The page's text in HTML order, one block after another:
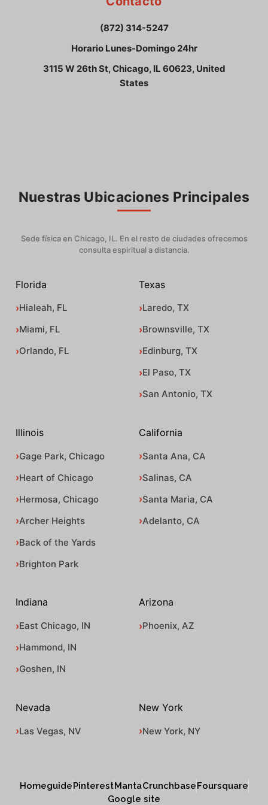
efectivo combinar, por ejemplo, una limpieza espiritual
florecimiento para atraer nuevas oportunidades y culminar con
un ritual específico como un endulzamiento o un amarre. Un
especialista puede diseñar un plan de trabajo personalizado que
combine estos elementos para potenciar sinergias y acelerar tus
(872) 314-5247
Horario Lunes-Domingo 24hr
3115 W 26th St, Chicago, IL 60623, United
States
Nuestras Ubicaciones Principales
Sede física en Chicago, IL. En el resto de ciudades ofrecemos
consulta espiritual a distancia.
Florida
Hialeah, FL
Miami, FL
Orlando, FL
Texas
Laredo, TX
Brownsville, TX
Edinburg, TX
El Paso, TX
San Antonio, TX
Illinois
Gage Park, Chicago
Heart of Chicago
Hermosa, Chicago
Archer Heights
Back of the Yards
Brighton Park
California
Santa Ana, CA
Salinas, CA
Santa Maria, CA
Adelanto, CA
Indiana
East Chicago, IN
Hammond, IN
Goshen, IN
Arizona
Phoenix, AZ
Nevada
Las Vegas, NV
New York
New York, NY
HomeguidePinterestMantaCrunchbaseFoursquare
Google site